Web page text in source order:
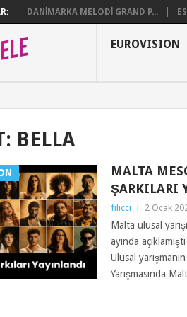
DANIMARKA MELODI GRAND P...
EUROVISION
BELLA
MALTA
ŞARKILARI
filicci 2 Ocak
Malta ulusal
ayında
Ulusal
Yarışmasında